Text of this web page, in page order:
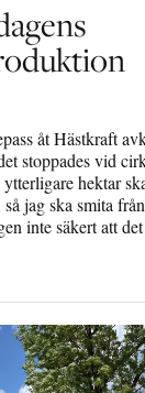
åt Hästkraft
stoppades vid
hektar
jag ska smita
inte säkert att